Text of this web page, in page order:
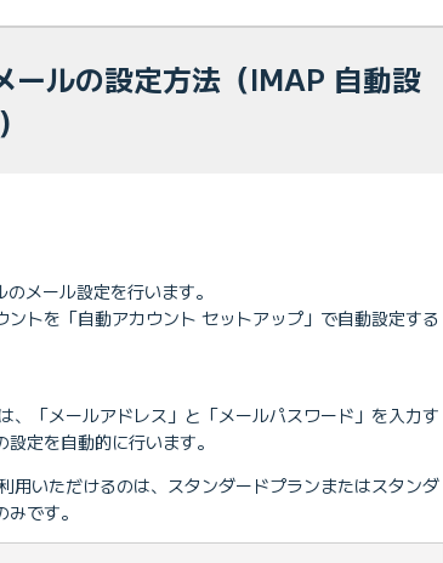
ルの設定方法（IMAP 自動設
メール設定を行います。
トを「自動アカウント セットアップ」で自動設定する
、「メールアドレス」と「メールパスワード」を入力す
定を自動的に行います。
用いただけるのは、スタンダードプランまたはスタンダ
です。